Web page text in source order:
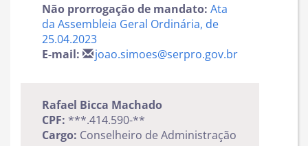
Não prorrogação de mandato: Ata
da Assembleia Geral Ordinária, de
25.04.2023
E-mail:
joao.simoes@serpro.gov.br
Rafael Bicca Machado
CPF: ***.414.590-**
Cargo: Conselheiro de Administração